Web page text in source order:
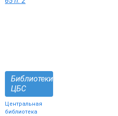
Библиотеки
ЦБС
Центральная
библиотека